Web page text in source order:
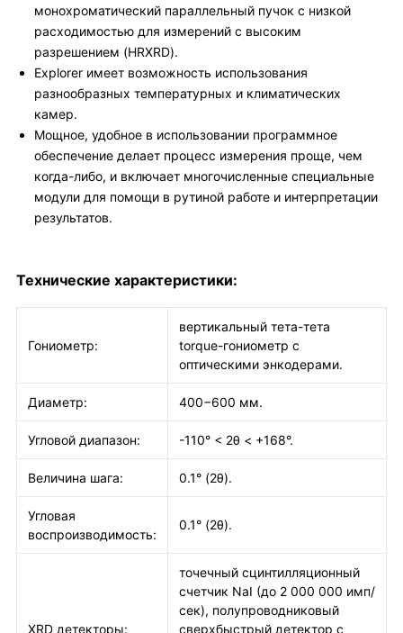
монохроматический параллельный пучок с низкой
расходимостью для измерений с высоким
разрешением (HRXRD).
Explorer имеет возможность использования
разнообразных температурных и климатических
камер.
Мощное, удобное в использовании программное
обеспечение делает процесс измерения проще, чем
когда-либо, и включает многочисленные специальные
модули для помощи в рутиной работе и интерпретации
результатов.
Технические характеристики:
Гониометр:
вертикальный тета-тета
torque-гониометр с
оптическими энкодерами.
Диаметр: 400−600 мм.
Угловой диапазон: -110° < 2θ < +168°.
Величина шага: 0.1° (2θ).
Угловая
воспроизводимость:
0.1° (2θ).
XRD детекторы:
точечный сцинтилляционный
счетчик NaI (до 2 000 000 имп/
сек), полупроводниковый
сверхбыстрый детектор с